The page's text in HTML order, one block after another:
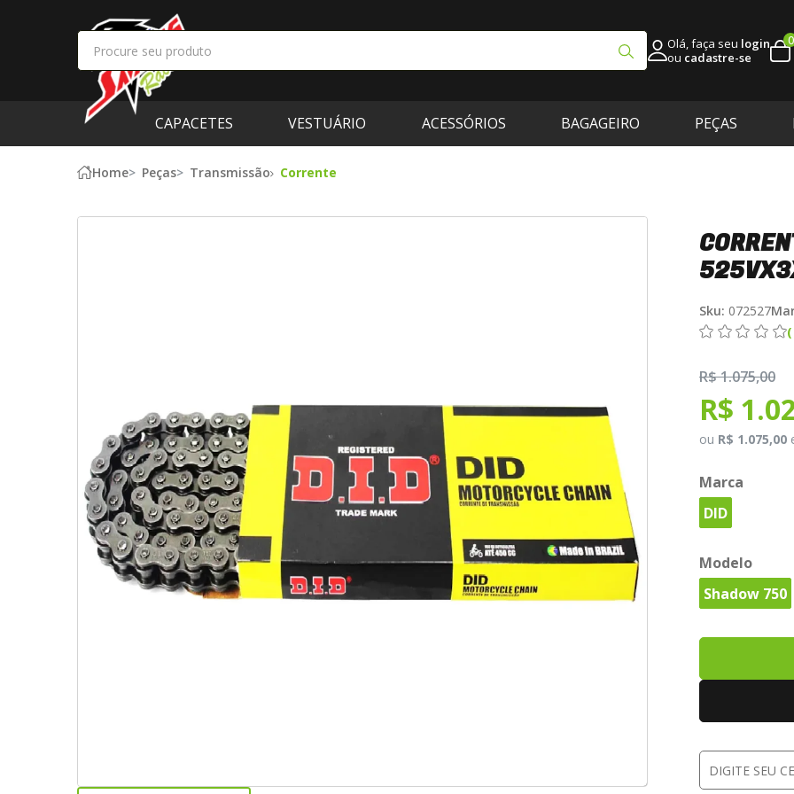
Olá, faça seu login
ou cadastre-se
0
CAPACETES VESTUÁRIO ACESSÓRIOS BAGAGEIRO PEÇAS
Home Peças Transmissão Corrente
Sku: 072527
R$ 1.075,00
R$
ou R$ 1.075,00
Marca
DID
Modelo
Shadow 750